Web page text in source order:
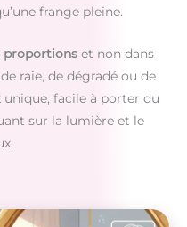
frange pleine.
proportions et non dans
raie, de dégradé ou de
facile à porter du
sur la lumière et le